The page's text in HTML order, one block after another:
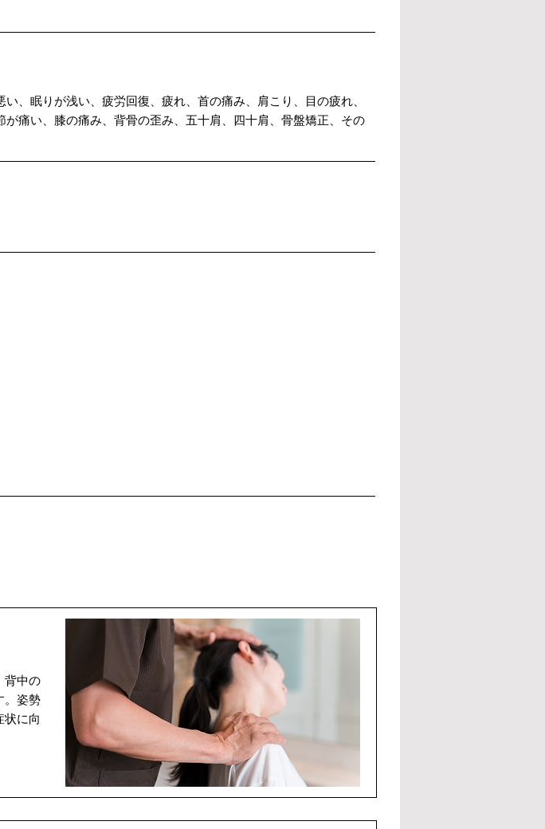
、眠りが浅い、疲労回復、疲れ、首の痛み、肩こり、目の疲れ、
痛い、膝の痛み、背骨の歪み、五十肩、四十肩、骨盤矯正、その
背中の
。姿勢
状に向